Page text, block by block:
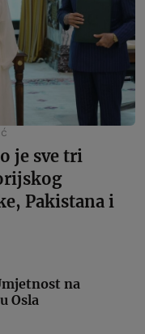
je sve tri
Pakistana i
na
Osla